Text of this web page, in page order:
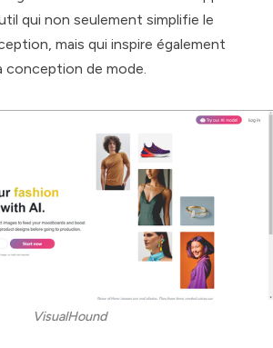
qui non seulement simplifie le
mais qui inspire également
conception de mode.
VisualHound